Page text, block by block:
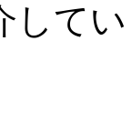
して